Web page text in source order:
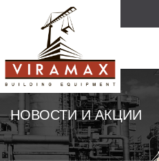
НОВОСТИ И АКЦИИ